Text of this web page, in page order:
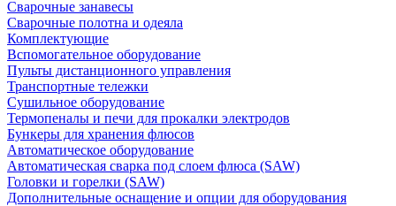
Сварочные занавесы
Сварочные полотна и одеяла
Комплектующие
Вспомогательное оборудование
Пульты дистанционного управления
Транспортные тележки
Сушильное оборудование
Термопеналы и печи для прокалки электродов
Бункеры для хранения флюсов
Автоматическое оборудование
Автоматическая сварка под слоем флюса (SAW)
Головки и горелки (SAW)
Дополнительные оснащение и опции для оборудования